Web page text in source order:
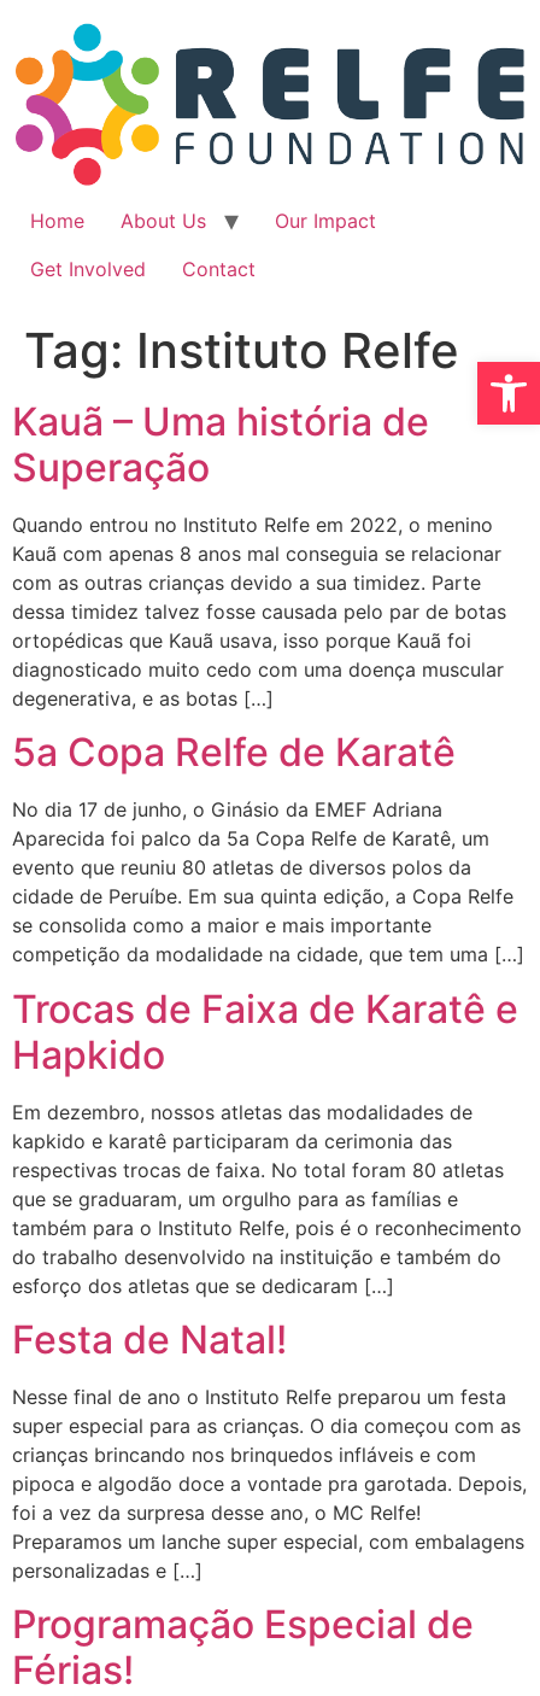
Abrir
conteúdo
Home About Us
Our Impact
Get Involved
Contact
Tag: Instituto Relfe
Kauã – Uma história de
Superação
Quando entrou no Instituto Relfe em 2022, o menino
Kauã com apenas 8 anos mal conseguia se relacionar
com as outras crianças devido a sua timidez. Parte
dessa timidez talvez fosse causada pelo par de botas
ortopédicas que Kauã usava, isso porque Kauã foi
diagnosticado muito cedo com uma doença muscular
degenerativa, e as botas […]
5a Copa Relfe de Karatê
No dia 17 de junho, o Ginásio da EMEF Adriana
Aparecida foi palco da 5a Copa Relfe de Karatê, um
evento que reuniu 80 atletas de diversos polos da
cidade de Peruíbe. Em sua quinta edição, a Copa Relfe
se consolida como a maior e mais importante
competição da modalidade na cidade, que tem uma […]
Trocas de Faixa de Karatê e
Hapkido
Em dezembro, nossos atletas das modalidades de
kapkido e karatê participaram da cerimonia das
respectivas trocas de faixa. No total foram 80 atletas
que se graduaram, um orgulho para as famílias e
também para o Instituto Relfe, pois é o reconhecimento
do trabalho desenvolvido na instituição e também do
esforço dos atletas que se dedicaram […]
Festa de Natal!
Nesse final de ano o Instituto Relfe preparou um festa
super especial para as crianças. O dia começou com as
crianças brincando nos brinquedos infláveis e com
pipoca e algodão doce a vontade pra garotada. Depois,
foi a vez da surpresa desse ano, o MC Relfe!
Preparamos um lanche super especial, com embalagens
personalizadas e […]
Programação Especial de
Férias!